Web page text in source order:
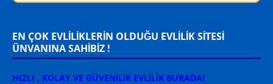
EN ÇOK EVLİLİKLERİN OLDUĞU EVLİLİK SİTESİ
ÜNVANINA SAHİBİZ !
HIZLI , KOLAY VE GÜVENİLİR EVLİLİK BURADA!